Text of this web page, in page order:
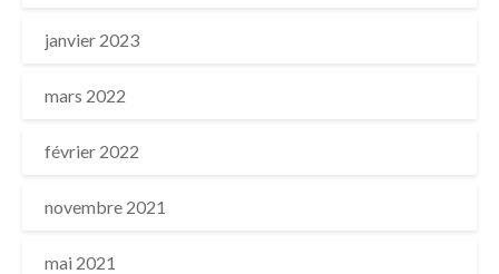
janvier 2023
mars 2022
février 2022
novembre 2021
mai 2021